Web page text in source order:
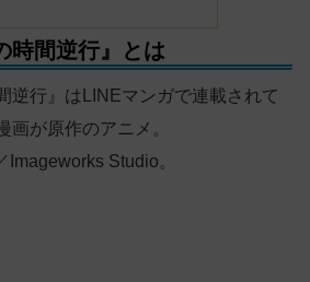
時間逆行』とは
逆行』はLINEマンガで連載されて
画が原作のアニメ。
Studio。